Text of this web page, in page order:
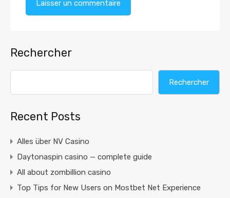
Rechercher
Rechercher
Recent Posts
Alles über NV Casino
Daytonaspin casino — complete guide
All about zombillion casino
Top Tips for New Users on Mostbet Net Experience